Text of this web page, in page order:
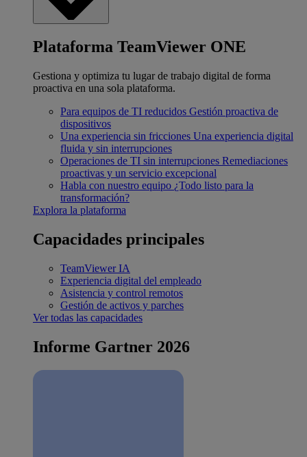
Plataforma TeamViewer ONE
Gestiona y optimiza tu lugar de trabajo digital de forma
proactiva en una sola plataforma.
Para equipos de TI reducidos Gestión proactiva de
dispositivos
Una experiencia sin fricciones Una experiencia digital
fluida y sin interrupciones
Operaciones de TI sin interrupciones Remediaciones
proactivas y un servicio excepcional
Habla con nuestro equipo ¿Todo listo para la
transformación?
Explora la plataforma
Capacidades principales
TeamViewer IA
Experiencia digital del empleado
Asistencia y control remotos
Gestión de activos y parches
Ver todas las capacidades
Informe Gartner 2026